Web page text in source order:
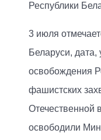
Республики
3 июля
Беларуси, дата,
освобождения
фашистских
Отечественной
освободили